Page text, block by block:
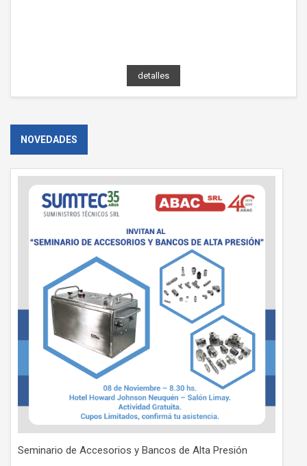
detalles
NOVEDADES
Seminario de Accesorios y Bancos de Alta Presión